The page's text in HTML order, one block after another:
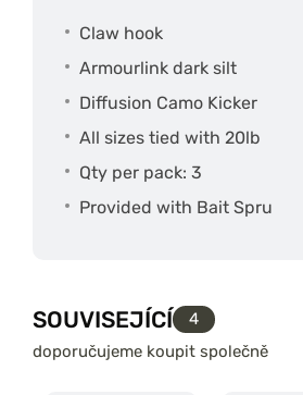
Claw hook
Armourlink dark silt
Diffusion Camo Kicker
All sizes tied with 20lb
Qty per pack: 3
Provided with Bait Spru
SOUVISEJÍCÍ
4
doporučujeme koupit společně